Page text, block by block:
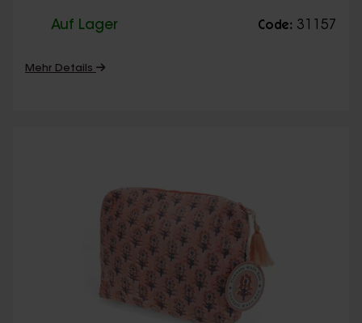
Auf Lager Code: 31157
Mehr Details